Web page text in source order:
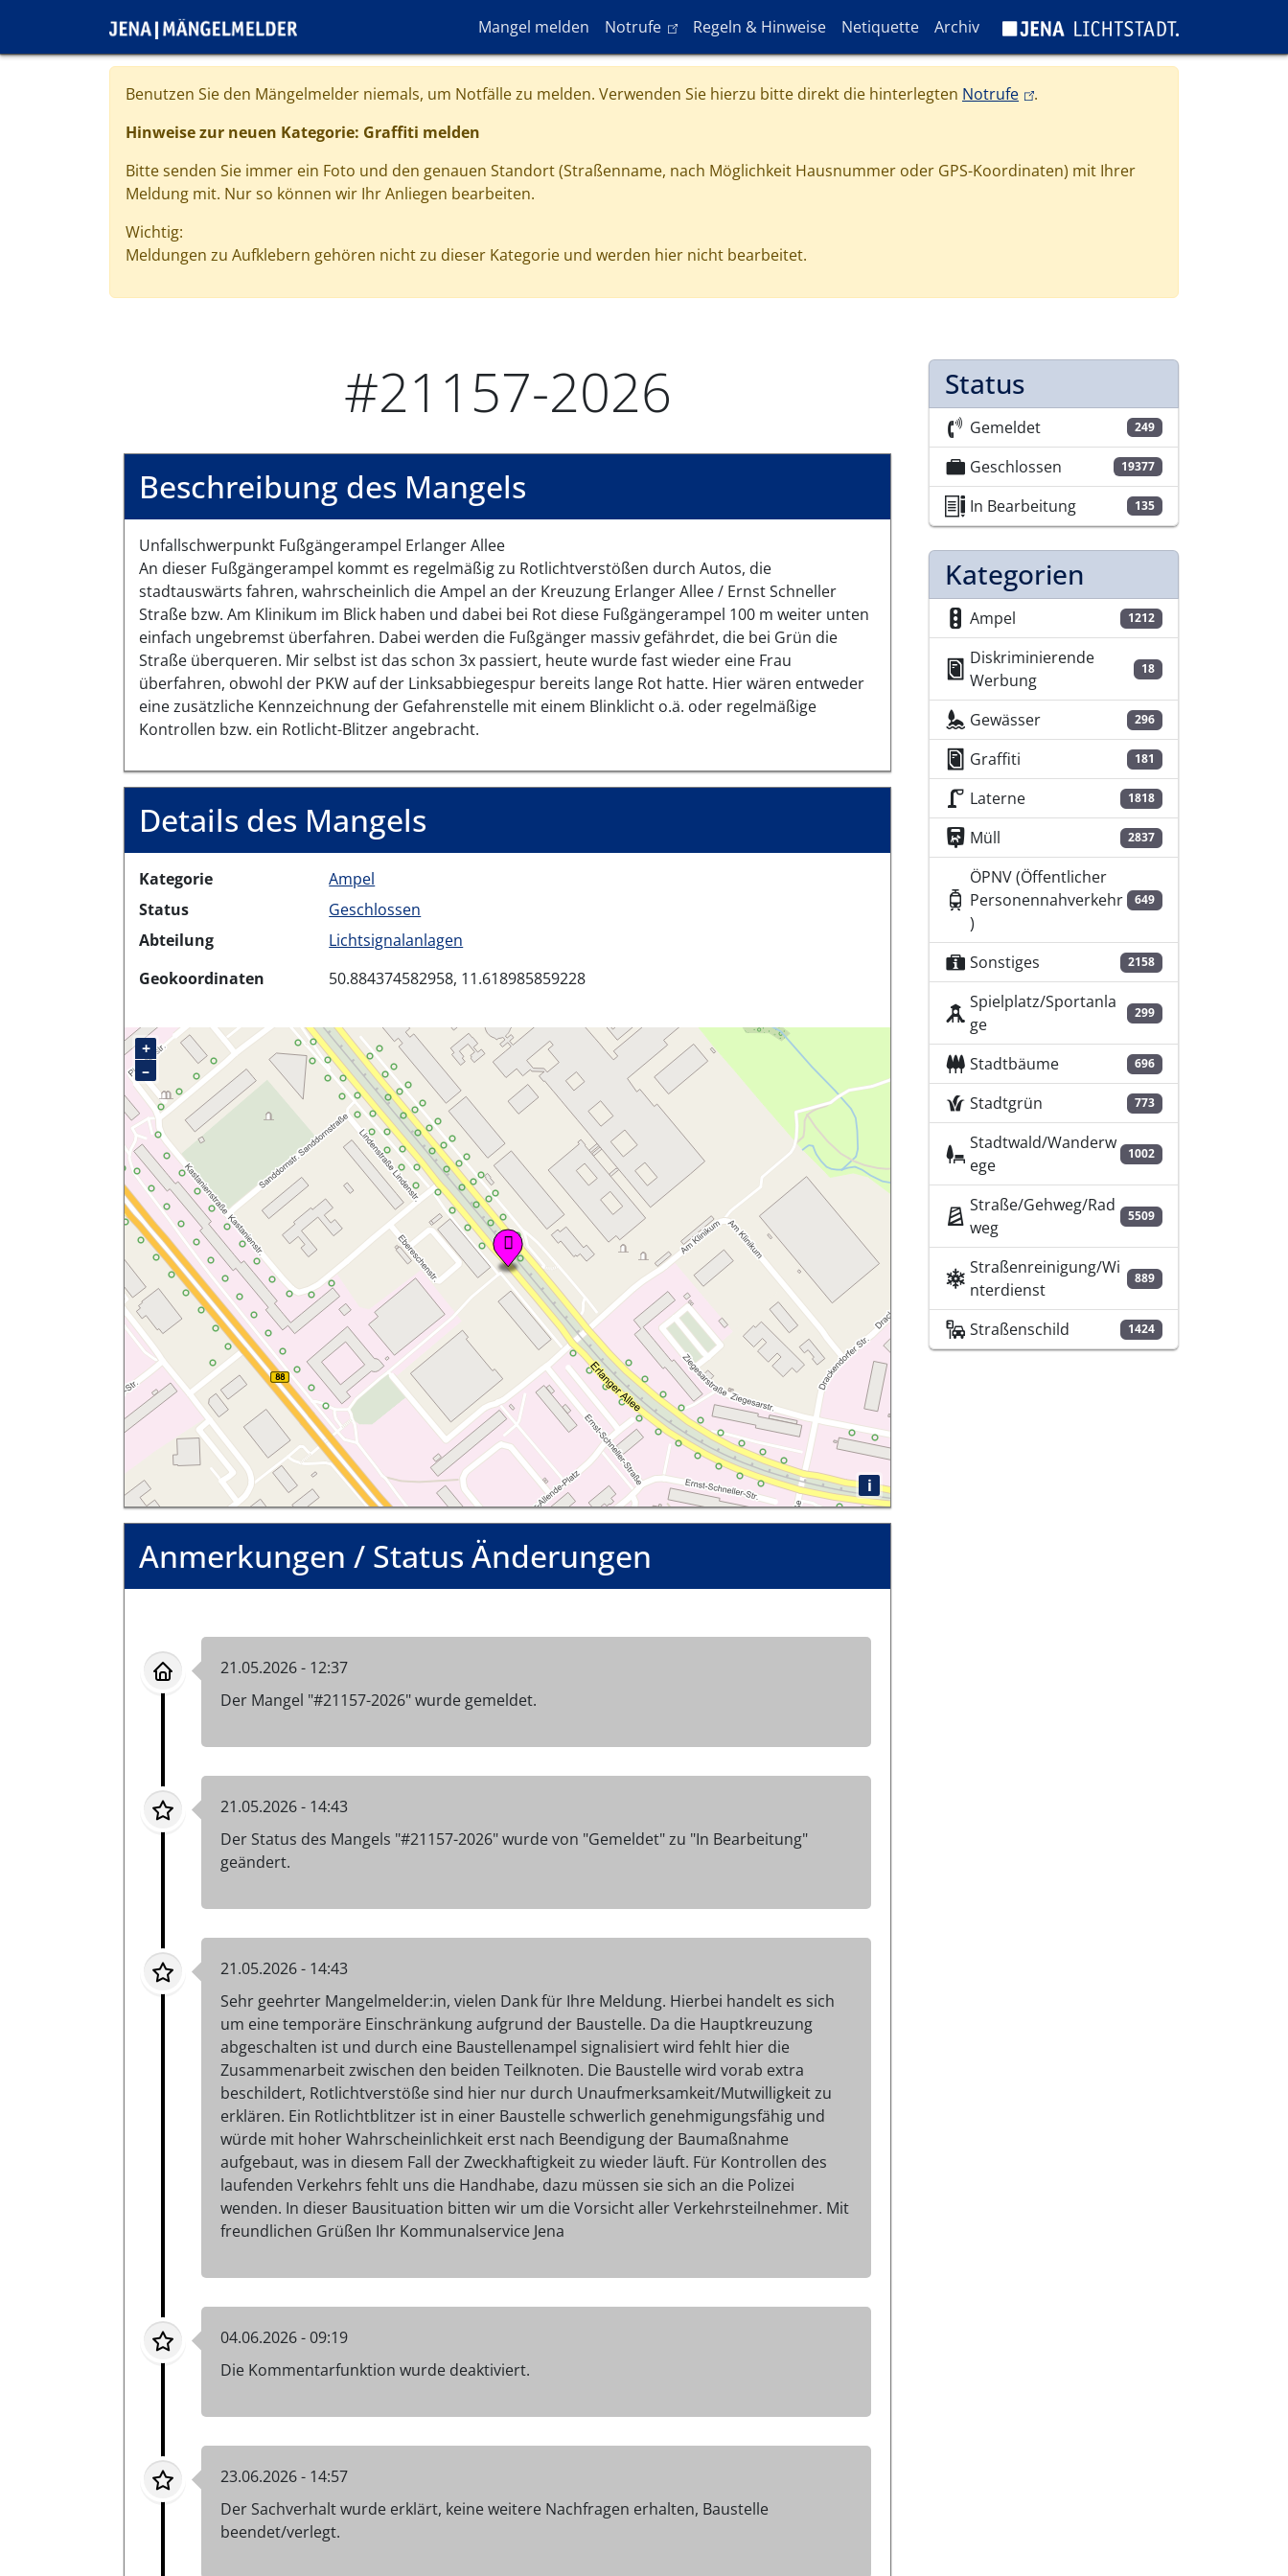
Hauptnavigation
Mangel melden Notrufe(link is external)
Regeln & Hinweise Netiquette Archiv
Benutzen Sie den Mängelmelder niemals, um Notfälle zu melden. Verwenden Sie hierzu bitte direkt die hinterlegten Notrufe(link is external)
.
Hinweise zur neuen Kategorie: Graffiti melden
Bitte senden Sie immer ein Foto und den genauen Standort (Straßenname, nach Möglichkeit Hausnummer oder GPS-Koordinaten) mit Ihrer
Meldung mit. Nur so können wir Ihr Anliegen bearbeiten.
Wichtig:
Meldungen zu Aufklebern gehören nicht zu dieser Kategorie und werden hier nicht bearbeitet.
#21157-2026
Beschreibung des Mangels
Unfallschwerpunkt Fußgängerampel Erlanger Allee
An dieser Fußgängerampel kommt es regelmäßig zu Rotlichtverstößen durch Autos, die
stadtauswärts fahren, wahrscheinlich die Ampel an der Kreuzung Erlanger Allee / Ernst Schneller
Straße bzw. Am Klinikum im Blick haben und dabei bei Rot diese Fußgängerampel 100 m weiter unten
einfach ungebremst überfahren. Dabei werden die Fußgänger massiv gefährdet, die bei Grün die
Straße überqueren. Mir selbst ist das schon 3x passiert, heute wurde fast wieder eine Frau
überfahren, obwohl der PKW auf der Linksabbiegespur bereits lange Rot hatte. Hier wären entweder
eine zusätzliche Kennzeichnung der Gefahrenstelle mit einem Blinklicht o.ä. oder regelmäßige
Kontrollen bzw. ein Rotlicht-Blitzer angebracht.
Details des Mangels
Kategorie
Ampel
Status
Geschlossen
Abteilung
Lichtsignalanlagen
Geokoordinaten
50.884374582958, 11.618985859228
+
–
i
Anmerkungen / Status Änderungen
21.05.2026 - 12:37
Der Mangel "#21157-2026" wurde gemeldet.
21.05.2026 - 14:43
Der Status des Mangels "#21157-2026" wurde von "Gemeldet" zu "In Bearbeitung"
geändert.
21.05.2026 - 14:43
Sehr geehrter Mangelmelder:in, vielen Dank für Ihre Meldung. Hierbei handelt es sich
um eine temporäre Einschränkung aufgrund der Baustelle. Da die Hauptkreuzung
abgeschalten ist und durch eine Baustellenampel signalisiert wird fehlt hier die
Zusammenarbeit zwischen den beiden Teilknoten. Die Baustelle wird vorab extra
beschildert, Rotlichtverstöße sind hier nur durch Unaufmerksamkeit/Mutwilligkeit zu
erklären. Ein Rotlichtblitzer ist in einer Baustelle schwerlich genehmigungsfähig und
würde mit hoher Wahrscheinlichkeit erst nach Beendigung der Baumaßnahme
aufgebaut, was in diesem Fall der Zweckhaftigkeit zu wieder läuft. Für Kontrollen des
laufenden Verkehrs fehlt uns die Handhabe, dazu müssen sie sich an die Polizei
wenden. In dieser Bausituation bitten wir um die Vorsicht aller Verkehrsteilnehmer. Mit
freundlichen Grüßen Ihr Kommunalservice Jena
04.06.2026 - 09:19
Die Kommentarfunktion wurde deaktiviert.
23.06.2026 - 14:57
Der Sachverhalt wurde erklärt, keine weitere Nachfragen erhalten, Baustelle
beendet/verlegt.
Status
Gemeldet 249
Geschlossen 19377
In Bearbeitung 135
Kategorien
Ampel 1212
Diskriminierende
Werbung
18
Gewässer 296
Graffiti 181
Laterne 1818
Müll 2837
ÖPNV (Öffentlicher
Personennahverkehr
)
649
Sonstiges 2158
Spielplatz/Sportanla
ge
299
Stadtbäume 696
Stadtgrün 773
Stadtwald/Wanderw
ege
1002
Straße/Gehweg/Rad
weg
5509
Straßenreinigung/Wi
nterdienst
889
Straßenschild 1424